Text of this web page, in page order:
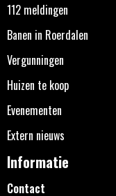
112 meldingen
Banen in Roerdalen
Vergunningen
Huizen te koop
Evenementen
Extern nieuws
Informatie
Contact